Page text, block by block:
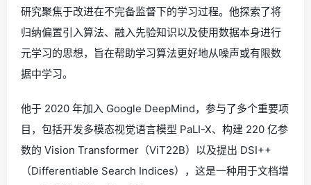
研究聚焦于改进在不完备监督下的学习过程。他探索了将
归纳偏置引入算法、融入先验知识以及使用数据本身进行
元学习的思想，旨在帮助学习算法更好地从噪声或有限数
据中学习。
他于 2020 年加入 Google DeepMind，参与了多个重要项
目，包括开发多模态视觉语言模型 PaLI-X、构建 220 亿参
数的 Vision Transformer（ViT22B）以及提出 DSI++
（Differentiable Search Indices），这是一种用于文档增